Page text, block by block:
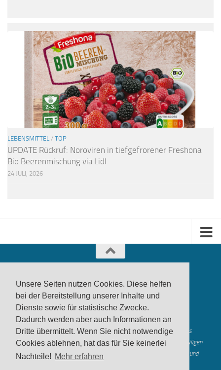
Unsere Seiten nutzen Cookies. Diese helfen
bei der Bereitstellung unserer Inhalte und
Dienste sowie für statistische Zwecke.
Dadurch werden aber auch Informationen an
Dritte übermittelt. Wenn Sie nicht notwendige
Cookies ablehnen, hat das für Sie keinerlei
Nachteile! Mehr erfahren
LEBENSMITTEL / TOP
UPDATE Rückruf: Noroviren in tiefgefrorener Freshona
Bio Beerenmischung via Lidl
24 JULI, 2026
produktwarnung.eu - 2007-2026
Made in Gerstetten |Medienzentrum Gerstetten
Alle genannten Marken, Warenzeichen und Logos innerhalb dieses
Medienangebotes sind durch die Marken- und Urheberechte der jeweiligen
Rechteinhaber geschützt, und dienen lediglich der Berichterstattung und